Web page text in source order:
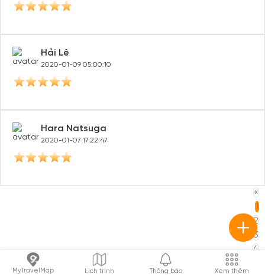
2020-01-15 11:03:42
Võ Song Võ
2020-01-14 11:59:43
Nguyễn Lâm Ngọc Châu
2020-01-14 00:04:55
MyTravelMap Lịch trình Thông báo Xem thêm